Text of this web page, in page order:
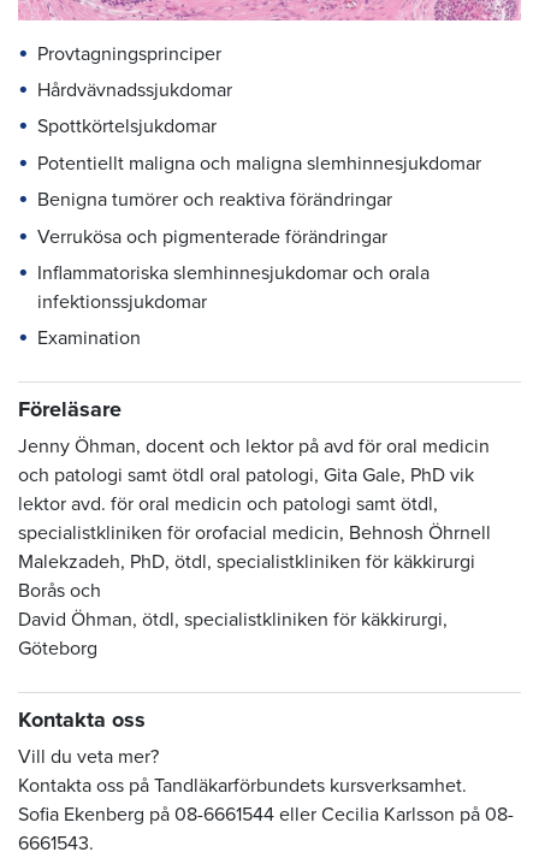
Provtagningsprinciper
Hårdvävnadssjukdomar
Spottkörtelsjukdomar
Potentiellt maligna och maligna slemhinnesjukdomar
Benigna tumörer och reaktiva förändringar
Verrukösa och pigmenterade förändringar
Inflammatoriska slemhinnesjukdomar och orala
infektionssjukdomar
Examination
Föreläsare
Jenny Öhman, docent och lektor på avd för oral medicin
och patologi samt ötdl oral patologi, Gita Gale, PhD vik
lektor avd. för oral medicin och patologi samt ötdl,
specialistkliniken för orofacial medicin, Behnosh Öhrnell
Malekzadeh, PhD, ötdl, specialistkliniken för käkkirurgi
Borås och
David Öhman, ötdl, specialistkliniken för käkkirurgi,
Göteborg
Kontakta oss
Vill du veta mer?
Kontakta oss på Tandläkarförbundets kursverksamhet.
Sofia Ekenberg på 08-6661544 eller Cecilia Karlsson på 08-
6661543.